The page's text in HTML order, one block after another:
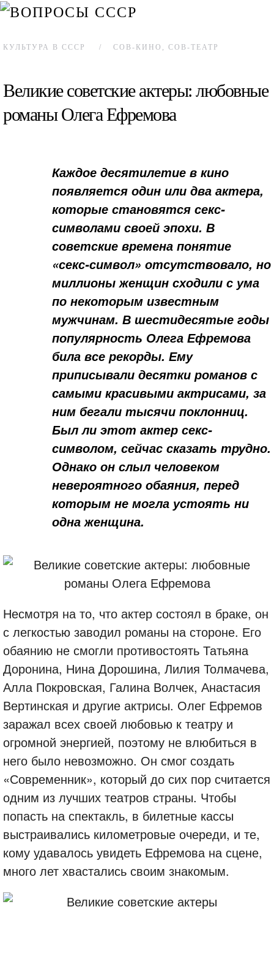
КУЛЬТУРА В СССР СОВ-КИНО, СОВ-ТЕАТР
Великие советские актеры: любовные
романы Олега Ефремова
Каждое десятилетие в кино
появляется один или два актера,
которые становятся секс-
символами своей эпохи. В
советские времена понятие
«секс-символ» отсутствовало, но
миллионы женщин сходили с ума
по некоторым известным
мужчинам. В шестидесятые годы
популярность Олега Ефремова
била все рекорды. Ему
приписывали десятки романов с
самыми красивыми актрисами, за
ним бегали тысячи поклонниц.
Был ли этот актер секс-
символом, сейчас сказать трудно.
Однако он слыл человеком
невероятного обаяния, перед
которым не могла устоять ни
одна женщина.
Несмотря на то, что актер состоял в браке, он
с легкостью заводил романы на стороне. Его
обаянию не смогли противостоять Татьяна
Доронина, Нина Дорошина, Лилия Толмачева,
Алла Покровская, Галина Волчек, Анастасия
Вертинская и другие актрисы. Олег Ефремов
заражал всех своей любовью к театру и
огромной энергией, поэтому не влюбиться в
него было невозможно. Он смог создать
«Современник», который до сих пор считается
одним из лучших театров страны. Чтобы
попасть на спектакль, в билетные кассы
выстраивались километровые очереди, и те,
кому удавалось увидеть Ефремова на сцене,
много лет хвастались своим знакомым.